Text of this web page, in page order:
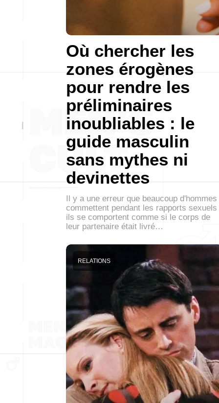
Où chercher les
zones érogènes
pour rendre les
préliminaires
inoubliables : le
guide masculin
sans mythes ni
devinettes
Il y a une erreur que beaucoup d'hommes
commettent pendant les rapports sexuels
ils se comportent comme si le corps de
leur partenaire était livré…
RELATIONS